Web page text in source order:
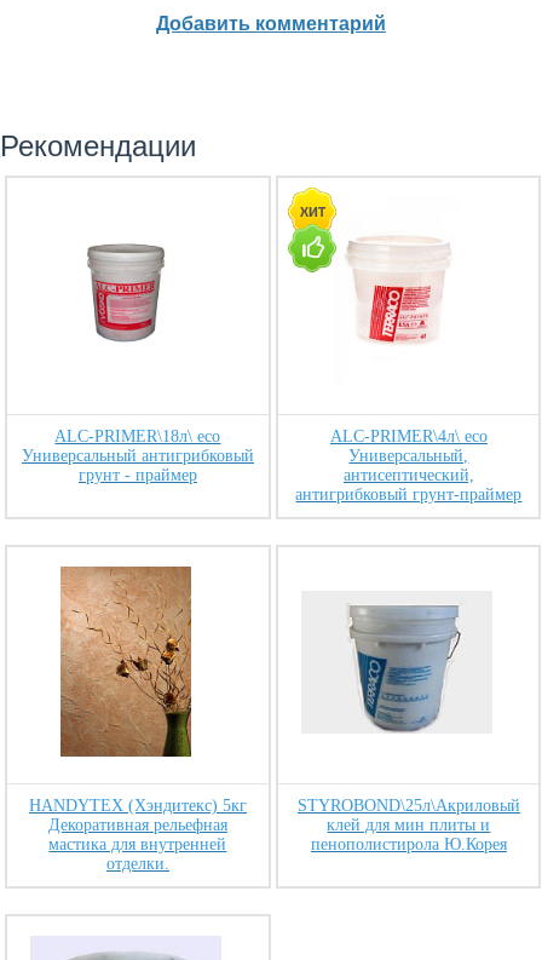
Добавить комментарий
Рекомендации
ALC-PRIMER\18л\ eco
Универсальный антигрибковый
грунт - праймер
ALC-PRIMER\4л\ eco
Универсальный,
антисептический,
антигрибковый грунт-праймер
HANDYTEX (Хэндитекс) 5кг
Декоративная рельефная
мастика для внутренней
отделки.
STYROBOND\25л\Акриловый
клей для мин плиты и
пенополистирола Ю.Корея